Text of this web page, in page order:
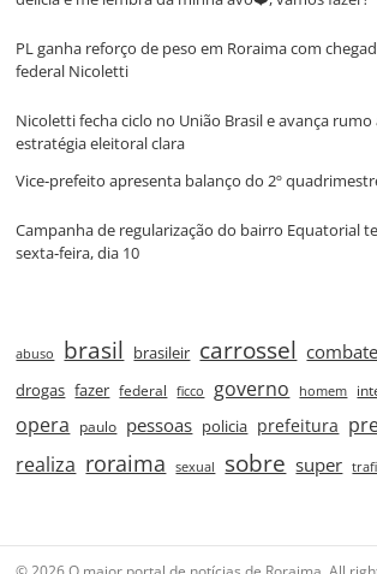
PL ganha reforço de peso em Roraima com
federal Nicoletti
Nicoletti fecha ciclo no União Brasil e avança rumo
estratégia eleitoral clara
Vice‑prefeito apresenta balanço do 2º
Campanha de regularização do bairro Equatorial
sexta‑feira, dia 10
abuso brasil brasileir carrossel combate
drogas fazer federal ficco governo homem
opera paulo pessoas policia prefeitura
realiza roraima sexual sobre super
© 2026 O maior portal de notícias de Roraima. All